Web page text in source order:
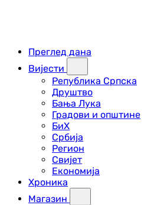
Преглед дана
Вијести
Република Српска
Друштво
Бања Лука
Градови и општине
БиХ
Србија
Регион
Свијет
Економија
Хроника
Магазин